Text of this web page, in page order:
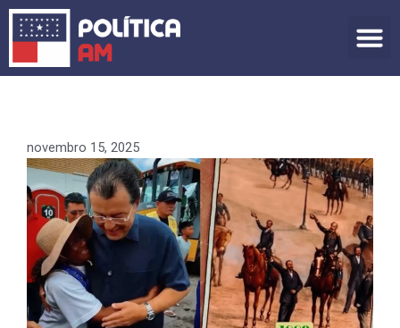
para
conteúdo
novembro 15, 2025